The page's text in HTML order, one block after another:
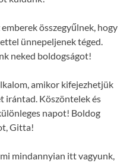
összegyűlnek, hogy
ünnepeljenek téged.
neked boldogságot!
amikor kifejezhetjük
irántad. Köszöntelek és
napot! Boldog
Gitta!
mindannyian itt vagyunk,